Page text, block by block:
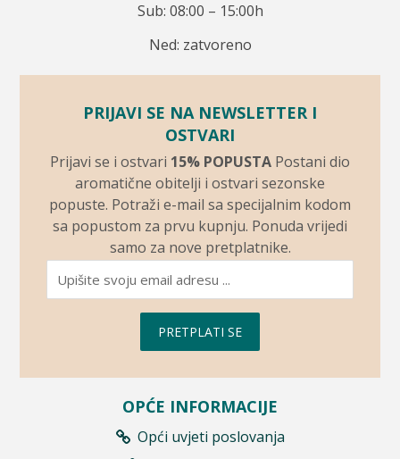
Sub: 08:00 – 15:00h
Ned: zatvoreno
PRIJAVI SE NA NEWSLETTER I
OSTVARI
Prijavi se i ostvari 15% POPUSTA Postani dio
aromatične obitelji i ostvari sezonske
popuste. Potraži e-mail sa specijalnim kodom
sa popustom za prvu kupnju. Ponuda vrijedi
samo za nove pretplatnike.
PRETPLATI SE
OPĆE INFORMACIJE
Opći uvjeti poslovanja